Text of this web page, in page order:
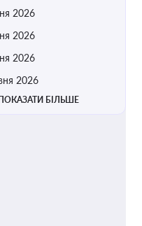
2026
2026
2026
2026
ПОКАЗАТИ БІЛЬШЕ